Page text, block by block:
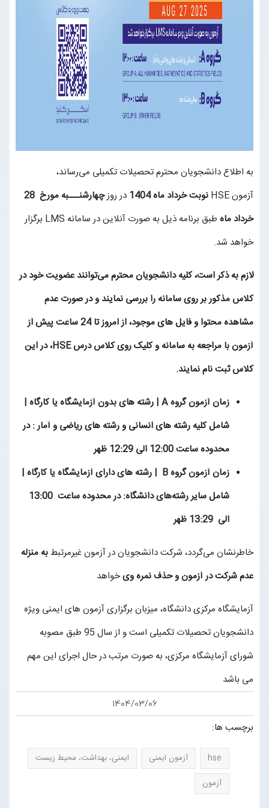
تماس با ما
ورود به سایت
عضویت در سایت
به اطلاع دانشجویان محترم تحصیلات تکمیلی می‌رساند،
آزمونHSE نوبت خرداد ماه 1404 در روز
چهارشنـــبه مورخ 28
خرداد ماه طبق برنامه ذیل به صورت آنلاین در سامانه LMS برگزار
خواهد شد.
لازم به ذکر است، کلیه دانشجویان محترم می‌توانند عضویت خود در
کلاس مذکور بر روی سامانه را بررسی نمایند و در صورت عدم
مشاهده محتوا و فایل های موجود، از امروز
تا 24 ساعت پیش از
آزمون با مراجعه به سامانه و کلیک روی کلاس درس HSE، در این
کلاس ثبت نام نمایند.
زمان آزمون گروهA | رشته های بدون آزمایشگاه یا کارگاه |
شامل کلیه رشته های انسانی و رشته های ریاضی و آمار : در
محدوده ساعت 12:00 الی 12:29 ظهر
زمان آزمون گروه| B رشته های دارای آزمایشگاه یا کارگاه |
شامل سایر رشته‌های دانشگاه: در محدوده ساعت
الی 13:29 ظهر
خاطرنشان می‌گردد، شرکت دانشجویان در آزمون غیرمرتبطبه منزله
عدم شرکت در آزمون و حذف نمره ویخواهد
آزمایشگاه مرکزی دانشگاه، میزبان برگزاری آزمون های ایمنی ویژه
دانشجویان تحصیلات تکمیلی است و از سال 95 طبق مصوبه
شورای آزمایشگاه مرکزی، به صورت مرتب در حال اجرای این مهم
می باشد
1404/03/06
برچسب ها:
hse آزمون ایمنی
ایمنی، بهداشت، محیط زیست
آزمون